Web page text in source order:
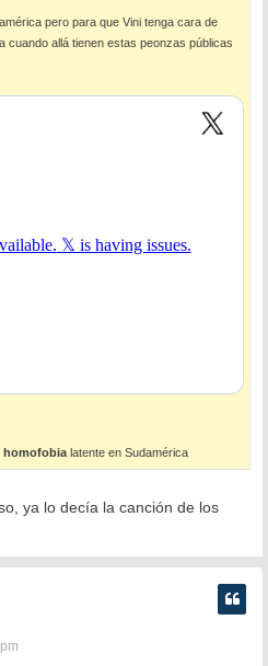
pero para que Vini tenga cara de
cuando allá tienen estas peonzas públicas
homofobia latente en Sudamérica
ya lo decía la canción de los